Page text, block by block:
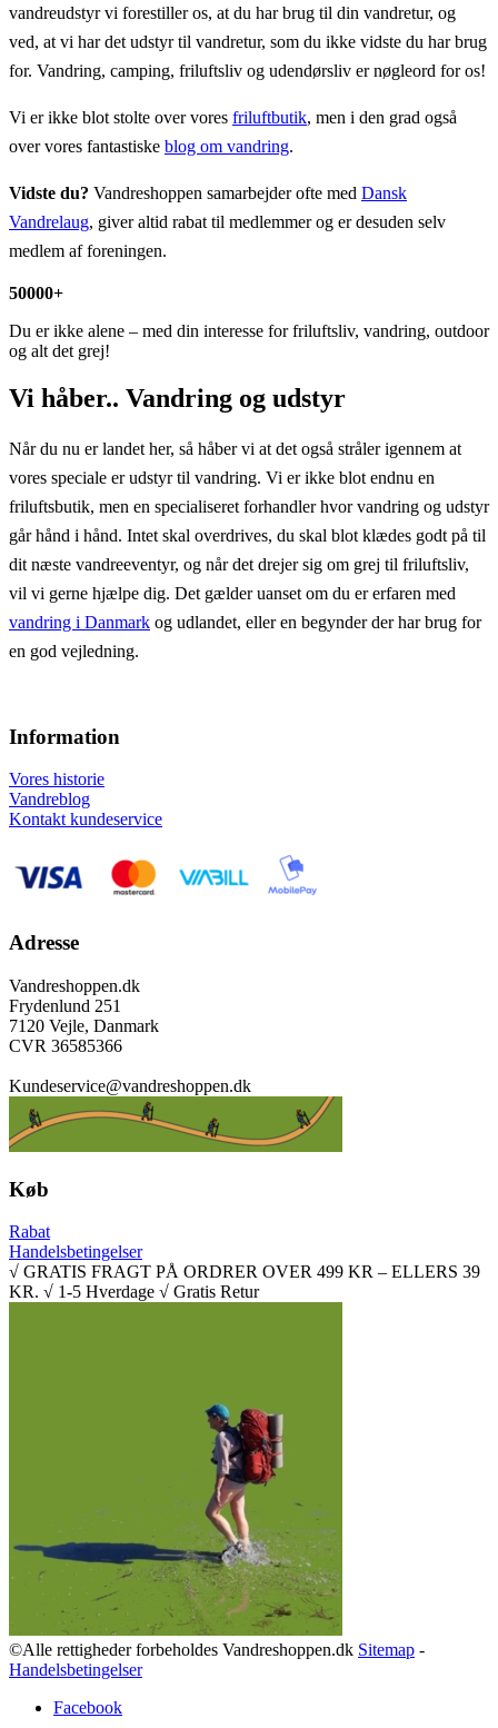
vandreudstyr vi forestiller os, at du har brug til din vandretur, og
ved, at vi har det udstyr til vandretur, som du ikke vidste du har brug
for. Vandring, camping, friluftsliv og udendørsliv er nøgleord for os!
Vi er ikke blot stolte over vores friluftbutik, men i den grad også
over vores fantastiske blog om vandring.
Vidste du? Vandreshoppen samarbejder ofte med Dansk
Vandrelaug, giver altid rabat til medlemmer og er desuden selv
medlem af foreningen.
50000+
Du er ikke alene – med din interesse for friluftsliv, vandring, outdoor
og alt det grej!
Vi håber.. Vandring og udstyr
Når du nu er landet her, så håber vi at det også stråler igennem at
vores speciale er udstyr til vandring. Vi er ikke blot endnu en
friluftsbutik, men en specialiseret forhandler hvor vandring og udstyr
går hånd i hånd. Intet skal overdrives, du skal blot klædes godt på til
dit næste vandreeventyr, og når det drejer sig om grej til friluftsliv,
vil vi gerne hjælpe dig. Det gælder uanset om du er erfaren med
vandring i Danmark og udlandet, eller en begynder der har brug for
en god vejledning.
Information
Vores historie
Vandreblog
Kontakt kundeservice
Adresse
Vandreshoppen.dk
Frydenlund 251
7120 Vejle, Danmark
CVR 36585366
Kundeservice@vandreshoppen.dk
Køb
Rabat
Handelsbetingelser
√ GRATIS FRAGT PÅ ORDRER OVER 499 KR – ELLERS 39
KR. √ 1-5 Hverdage √ Gratis Retur
©Alle rettigheder forbeholdes Vandreshoppen.dk Sitemap -
Handelsbetingelser
Facebook